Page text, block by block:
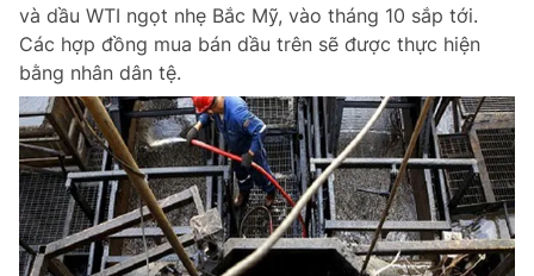
và dầu WTI ngọt nhẹ Bắc Mỹ, vào tháng 10 sắp tới.
Các hợp đồng mua bán dầu trên sẽ được thực hiện
bằng nhân dân tệ.